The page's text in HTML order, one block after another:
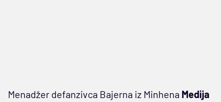
Menadžer defanzivca Bajerna iz Minhena Medija